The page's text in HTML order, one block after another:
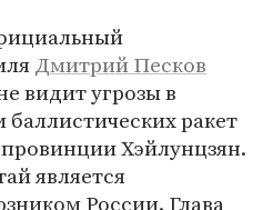
Дмитрий Песков
видит угрозы в
ракет
Хэйлунцзян.
является
России. Глава